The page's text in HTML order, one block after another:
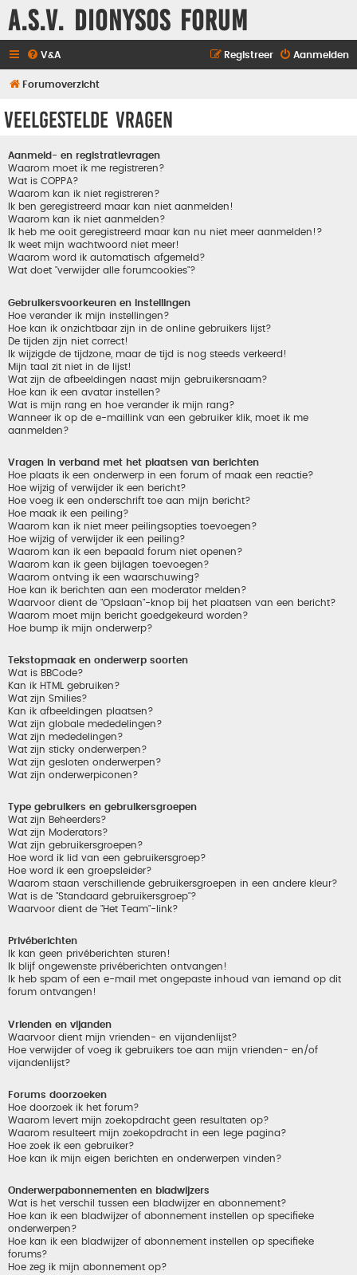
A.S.V. Dionysos Forum
V&A Aanmelden
Registreer
Forumoverzicht
Veelgestelde vragen
Aanmeld- en registratievragen
Waarom moet ik me registreren?
Wat is COPPA?
Waarom kan ik niet registreren?
Ik ben geregistreerd maar kan niet aanmelden!
Waarom kan ik niet aanmelden?
Ik heb me ooit geregistreerd maar kan nu niet meer aanmelden!?
Ik weet mijn wachtwoord niet meer!
Waarom word ik automatisch afgemeld?
Wat doet "verwijder alle forumcookies"?
Gebruikersvoorkeuren en instellingen
Hoe verander ik mijn instellingen?
Hoe kan ik onzichtbaar zijn in de online gebruikers lijst?
De tijden zijn niet correct!
Ik wijzigde de tijdzone, maar de tijd is nog steeds verkeerd!
Mijn taal zit niet in de lijst!
Wat zijn de afbeeldingen naast mijn gebruikersnaam?
Hoe kan ik een avatar instellen?
Wat is mijn rang en hoe verander ik mijn rang?
Wanneer ik op de e-maillink van een gebruiker klik, moet ik me
aanmelden?
Vragen in verband met het plaatsen van berichten
Hoe plaats ik een onderwerp in een forum of maak een reactie?
Hoe wijzig of verwijder ik een bericht?
Hoe voeg ik een onderschrift toe aan mijn bericht?
Hoe maak ik een peiling?
Waarom kan ik niet meer peilingsopties toevoegen?
Hoe wijzig of verwijder ik een peiling?
Waarom kan ik een bepaald forum niet openen?
Waarom kan ik geen bijlagen toevoegen?
Waarom ontving ik een waarschuwing?
Hoe kan ik berichten aan een moderator melden?
Waarvoor dient de "Opslaan"-knop bij het plaatsen van een bericht?
Waarom moet mijn bericht goedgekeurd worden?
Hoe bump ik mijn onderwerp?
Tekstopmaak en onderwerp soorten
Wat is BBCode?
Kan ik HTML gebruiken?
Wat zijn Smilies?
Kan ik afbeeldingen plaatsen?
Wat zijn globale mededelingen?
Wat zijn mededelingen?
Wat zijn sticky onderwerpen?
Wat zijn gesloten onderwerpen?
Wat zijn onderwerpiconen?
Type gebruikers en gebruikersgroepen
Wat zijn Beheerders?
Wat zijn Moderators?
Wat zijn gebruikersgroepen?
Hoe word ik lid van een gebruikersgroep?
Hoe word ik een groepsleider?
Waarom staan verschillende gebruikersgroepen in een andere kleur?
Wat is de "Standaard gebruikersgroep"?
Waarvoor dient de "Het Team"-link?
Privéberichten
Ik kan geen privéberichten sturen!
Ik blijf ongewenste privéberichten ontvangen!
Ik heb spam of een e-mail met ongepaste inhoud van iemand op dit
forum ontvangen!
Vrienden en vijanden
Waarvoor dient mijn vrienden- en vijandenlijst?
Hoe verwijder of voeg ik gebruikers toe aan mijn vrienden- en/of
vijandenlijst?
Forums doorzoeken
Hoe doorzoek ik het forum?
Waarom levert mijn zoekopdracht geen resultaten op?
Waarom resulteert mijn zoekopdracht in een lege pagina?
Hoe zoek ik een gebruiker?
Hoe kan ik mijn eigen berichten en onderwerpen vinden?
Onderwerpabonnementen en bladwijzers
Wat is het verschil tussen een bladwijzer en abonnement?
Hoe kan ik een bladwijzer of abonnement instellen op specifieke
onderwerpen?
Hoe kan ik een bladwijzer of abonnement instellen op specifieke
forums?
Hoe zeg ik mijn abonnement op?